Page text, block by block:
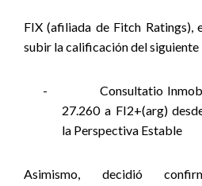
FIX (afiliada de Fitch Ratings),
subir la calificación del siguiente
-
Consultatio
27.260 a FI2+(arg)
la Perspectiva Estable
Asimismo, decidió